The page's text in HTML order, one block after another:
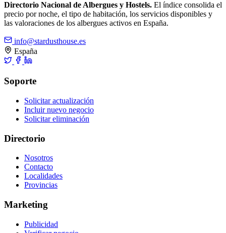
Directorio Nacional de Albergues y Hostels. El índice consolida el
precio por noche, el tipo de habitación, los servicios disponibles y
las valoraciones de los albergues activos en España.
info@stardusthouse.es
España
Soporte
Solicitar actualización
Incluir nuevo negocio
Solicitar eliminación
Directorio
Nosotros
Contacto
Localidades
Provincias
Marketing
Publicidad